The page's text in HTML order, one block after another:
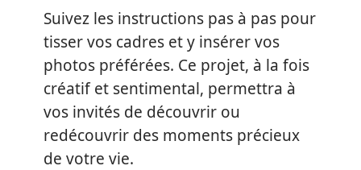
Suivez les instructions pas à pas pour
tisser vos cadres et y insérer vos
photos préférées. Ce projet, à la fois
créatif et sentimental, permettra à
vos invités de découvrir ou
redécouvrir des moments précieux
de votre vie.